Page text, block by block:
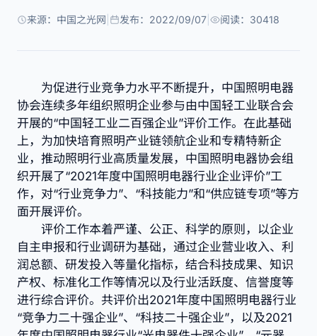
来源：中国之光网 发布：2022/09/07 阅读：30418
为促进行业竞争力水平不断提升，中国照明电器
协会连续多年组织照明企业参与由中国轻工业联合会
开展的“中国轻工业二百强企业”评价工作。在此基础
上，为加快培育照明产业链领航企业和专精特新企
业，推动照明行业高质量发展，中国照明电器协会组
织开展了“2021年度中国照明电器行业企业评价”工
作，对“行业竞争力”、“科技能力”和“供应链专项”等方
面开展评价。
评价工作本着严谨、公正、科学的原则，以企业
自主申报和行业调研为基础，通过企业营业收入、利
润总额、研发投入等量化指标，结合科技成果、知识
产权、标准化工作等情况以及行业活跃度、信誉度等
进行综合评价。共评价出2021年度中国照明电器行业
“竞争力二十强企业”、“科技二十强企业”，以及2021